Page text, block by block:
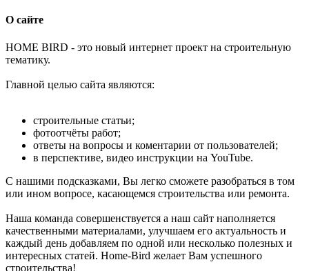
О сайте
HOME BIRD - это новый интернет проект на строительную
тематику.
Главной целью сайта являются:
строительные статьи;
фотоотчёты работ;
ответы на вопросы и коментарии от пользователей;
в перспективе, видео инструкции на YouTube.
С нашими подсказками, Вы легко сможете разобраться в том
или ином вопросе, касающемся строительства или ремонта.
Наша команда совершенствуется а наш сайт наполняется
качественными материалами, улучшаем его актуальность и
каждый день добавляем по одной или несколько полезных и
интересных статей. Home-Bird желает Вам успешного
строительства!